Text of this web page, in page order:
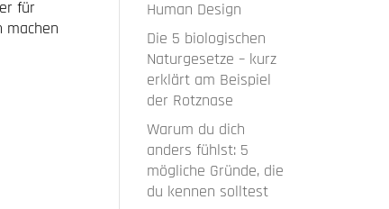
für
machen
Human Design
Die 5 biologischen
Naturgesetze – kurz
erklärt am Beispiel
der Rotznase
Warum du dich
anders fühlst: 5
mögliche Gründe, die
du kennen solltest